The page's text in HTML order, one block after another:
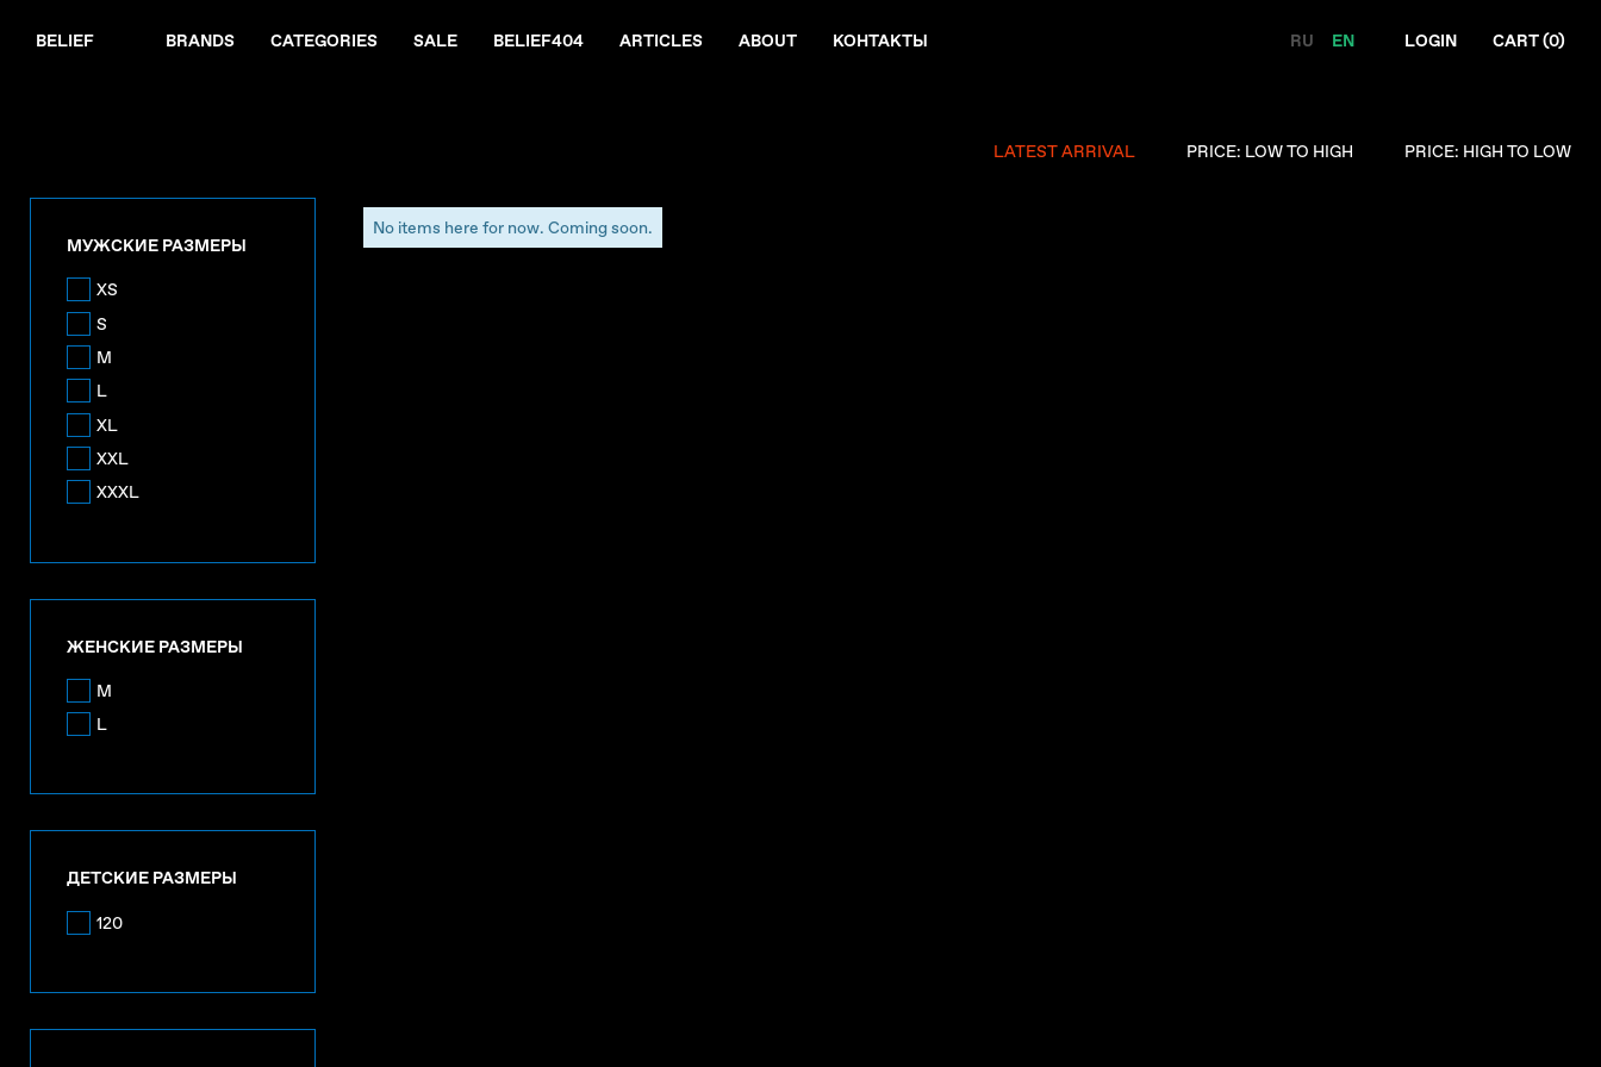
BELIEF BRANDS CATEGORIES SALE BELIEF404 ARTICLES ABOUT КОНТАКТЫ RU EN LOGIN CART (0)
LATEST ARRIVAL PRICE: LOW TO HIGH PRICE: HIGH TO LOW
МУЖСКИЕ РАЗМЕРЫ
XS
S
M
L
XL
XXL
XXXL
ЖЕНСКИЕ РАЗМЕРЫ
M
L
ДЕТСКИЕ РАЗМЕРЫ
120
No items here for now. Coming soon.